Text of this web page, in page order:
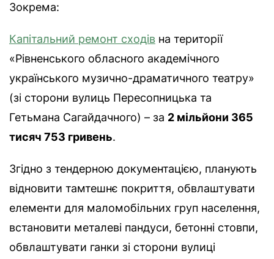
Зокрема:
Капітальний ремонт сходів на території
«Рівненського обласного академічного
українського музично-драматичного театру»
(зі сторони вулиць Пересопницька та
Гетьмана Сагайдачного) – за 2 мільйони 365
тисяч 753 гривень.
Згідно з тендерною документацією, планують
відновити тамтешнє покриття, обвлаштувати
елементи для маломобільних груп населення,
встановити металеві пандуси, бетонні стовпи,
обвлаштувати ганки зі сторони вулиці